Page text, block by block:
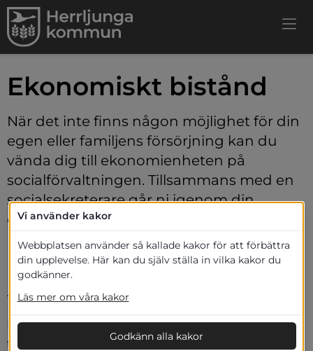
Ekonomiskt bistånd
När det inte finns någon möjlighet för din
egen eller familjens försörjning kan du
vända dig till ekonomienheten på
socialförvaltningen. Tillsammans med en
socialsekreterare går ni igenom din
ekonomi och planerar vilka lösningar som
på sikt kan hjälpa dig och din familj. En
lösning kan vara att du får ekonomiskt
bistånd (socialbidrag) tills du klarar
försörjningen på egen hand igen.
Innan du kan beviljas ekonomiskt bistånd ska du
först ha ansökt om de andra bidrag och ersätt­ningar
Vi använder kakor
Webbplatsen använder så kallade kakor för att förbättra
din upplevelse. Här kan du själv ställa in vilka kakor du
godkänner.
Läs mer om våra kakor
Godkänn alla kakor